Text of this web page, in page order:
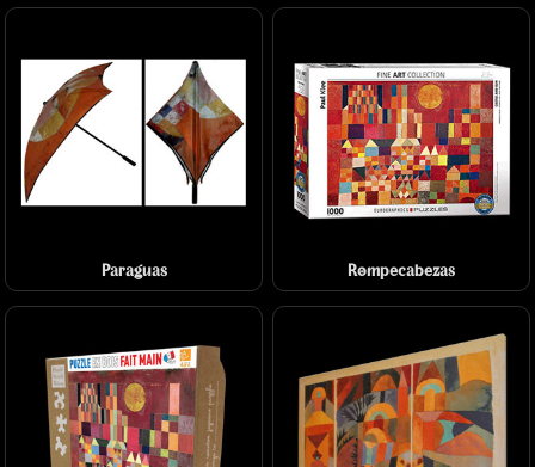
Paraguas Rompecabezas